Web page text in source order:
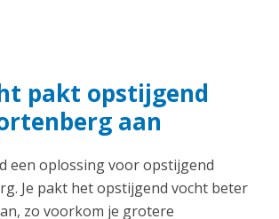
pakt opstijgend
aan
een oplossing voor opstijgend
Je pakt het opstijgend vocht beter
zo voorkom je grotere